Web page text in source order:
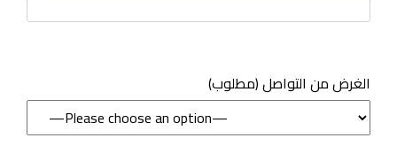
(مطلوب) الغرض من التواصل